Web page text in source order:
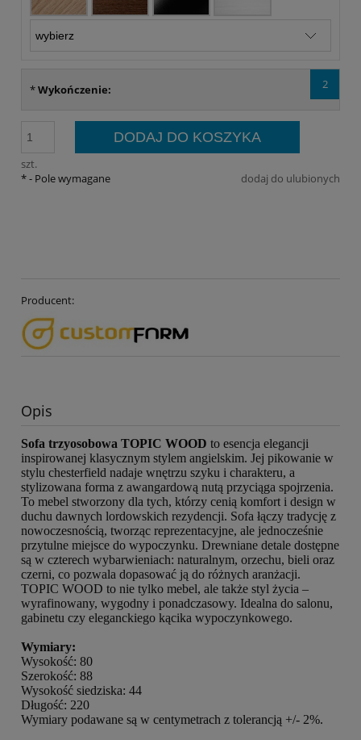
2
*Wykończenie:
szt.
DODAJ DO KOSZYKA
dodaj do ulubionych
*- Pole wymagane
Producent:
Opis
Sofa trzyosobowa TOPIC WOOD to esencja elegancji
inspirowanej klasycznym stylem angielskim. Jej pikowanie w
stylu chesterfield nadaje wnętrzu szyku i charakteru, a
stylizowana forma z awangardową nutą przyciąga spojrzenia.
To mebel stworzony dla tych, którzy cenią komfort i design w
duchu dawnych lordowskich rezydencji. Sofa łączy tradycję z
nowoczesnością, tworząc reprezentacyjne, ale jednocześnie
przytulne miejsce do wypoczynku. Drewniane detale dostępne
są w czterech wybarwieniach: naturalnym, orzechu, bieli oraz
czerni, co pozwala dopasować ją do różnych aranżacji.
TOPIC WOOD to nie tylko mebel, ale także styl życia –
wyrafinowany, wygodny i ponadczasowy. Idealna do salonu,
gabinetu czy eleganckiego kącika wypoczynkowego.
Wymiary:
Wysokość: 80
Szerokość: 88
Wysokość siedziska: 44
Długość: 220
Wymiary podawane są w centymetrach z tolerancją +/- 2%.